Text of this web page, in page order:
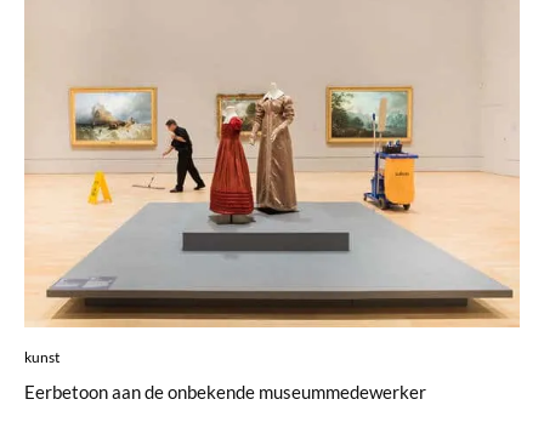
kunst
Eerbetoon aan de onbekende museummedewerker